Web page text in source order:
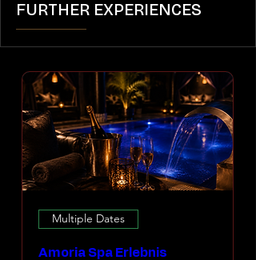
FURTHER EXPERIENCES
Multiple Dates
Amoria Spa Erlebnis